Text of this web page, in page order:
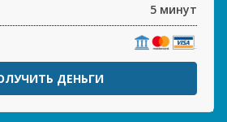
5 минут
ДЕНЬГИ